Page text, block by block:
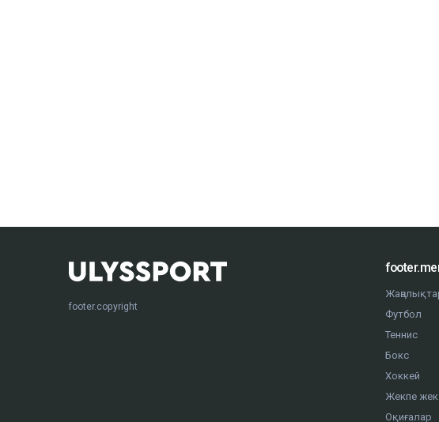
footer.copyright
Футбол
Теннис
Бокс
Хоккей
Жекпе жек
Оқиғалар